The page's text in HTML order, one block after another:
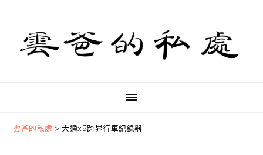
primary
navigation
content
primary
sidebar
雲爸的私處 >大通x5跨界行車紀錄器